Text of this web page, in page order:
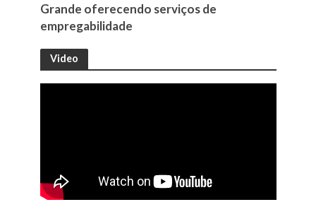
Grande oferecendo serviços de
empregabilidade
Video